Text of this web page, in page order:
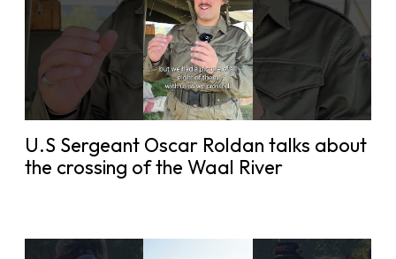
U.S Sergeant Oscar Roldan talks about
the crossing of the Waal River